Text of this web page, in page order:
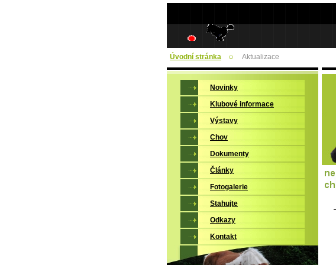
Úvodní stránka Aktualizace
Novinky
Klubové informace
Výstavy
Chov
Dokumenty
Články
Fotogalerie
Stahujte
Odkazy
Kontakt